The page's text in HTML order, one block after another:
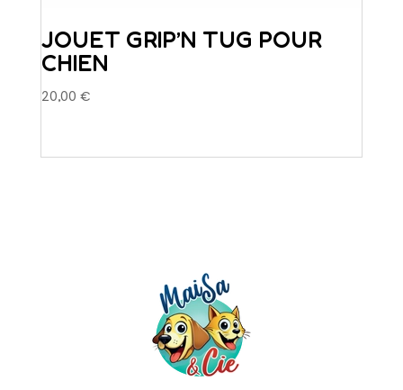
JOUET GRIP’N TUG POUR
CHIEN
20,00 €